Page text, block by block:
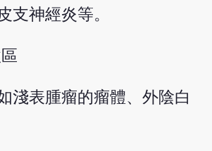
支神經炎等。
淺表腫瘤的瘤體、外陰白